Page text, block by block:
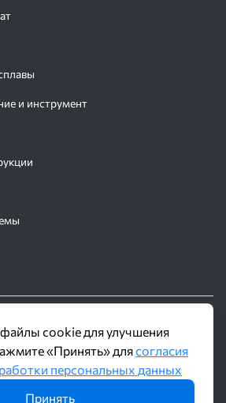
и инструмент
объединение «Трубное
данных
публичной офертой и носит
cookie для улучшения
«Принять» длясогласия
персональных данных
Принять